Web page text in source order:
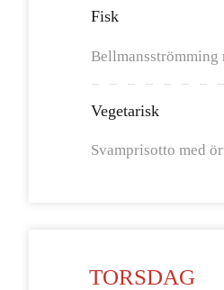
Fisk
Bellmansströmming
Vegetarisk
Svamprisotto med
TORSDAG